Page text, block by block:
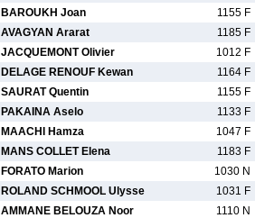
BAROUKH Joan
1155 F
AVAGYAN Ararat
1185 F
JACQUEMONT Olivier
1012 F
DELAGE RENOUF Kewan
1164 F
SAURAT Quentin
1155 F
PAKAINA Aselo
1133 F
MAACHI Hamza
1047 F
MANS COLLET Elena
1183 F
FORATO Marion
1030 N
ROLAND SCHMOOL Ulysse
1031 F
AMMANE BELOUZA Noor
1110 N